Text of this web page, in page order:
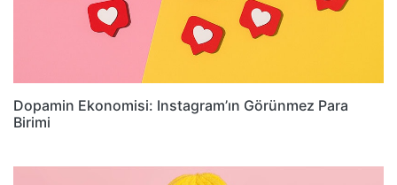
Dopamin Ekonomisi: Instagram’ın Görünmez Para
Birimi